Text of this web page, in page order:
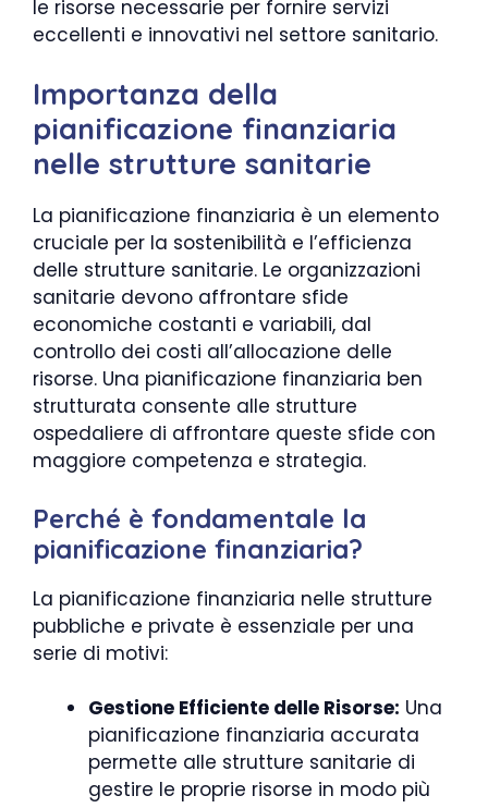
le risorse necessarie per fornire servizi
eccellenti e innovativi nel settore sanitario.
Importanza della
pianificazione finanziaria
nelle strutture sanitarie
La pianificazione finanziaria è un elemento
cruciale per la sostenibilità e l’efficienza
delle strutture sanitarie. Le organizzazioni
sanitarie devono affrontare sfide
economiche costanti e variabili, dal
controllo dei costi all’allocazione delle
risorse. Una pianificazione finanziaria ben
strutturata consente alle strutture
ospedaliere di affrontare queste sfide con
maggiore competenza e strategia.
Perché è fondamentale la
pianificazione finanziaria?
La pianificazione finanziaria nelle strutture
pubbliche e private è essenziale per una
serie di motivi:
Gestione Efficiente delle Risorse: Una
pianificazione finanziaria accurata
permette alle strutture sanitarie di
gestire le proprie risorse in modo più